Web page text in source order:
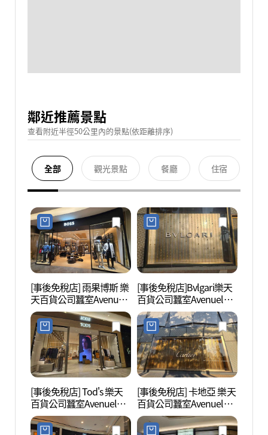
鄰近推薦景點
查看附近半徑50公里內的景點(依距離排序)
全部 觀光景點 餐廳 住宿
[事後免稅店] 雨果博斯 樂
天百貨公司蠶室Avenuel
店(휴고보스 롯데백화점
잠실 에비뉴엘점)
[事後免稅店]Bvlgari樂天
百貨公司蠶室Avenuel店
(불가리 롯데백화점 잠실
에비뉴엘점)
[事後免稅店] Tod's 樂天
百貨公司蠶室Avenuel店
(토즈 롯데백화점 잠실 에
비뉴엘점)
[事後免稅店] 卡地亞 樂天
百貨公司蠶室Avenuel店
(까르띠에 롯데백화점 잠
실 에비뉴엘점)